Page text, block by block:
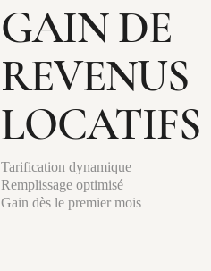
GAIN DE
REVENUS
LOCATIFS
Tarification dynamique
Remplissage optimisé
Gain dès le premier mois